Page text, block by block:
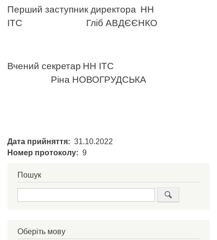
Перший заступник директора НН
ІТС
Гліб АВДЄЄНКО
Вчений секретар НН ІТС
Ріна НОВОГРУДСЬКА
Дата прийняття
31.10.2022
Номер протоколу
9
Пошук
Оберіть мову